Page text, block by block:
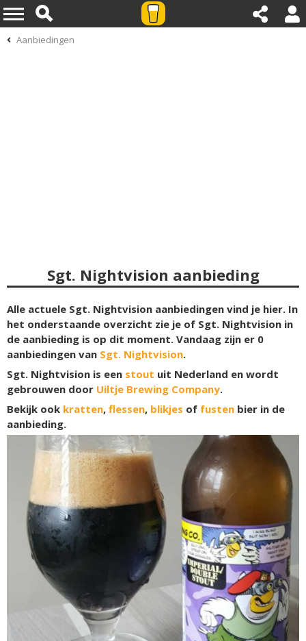
Aanbiedingen
Sgt. Nightvision aanbieding
Alle actuele Sgt. Nightvision aanbiedingen vind je hier. In
het onderstaande overzicht zie je of Sgt. Nightvision in
de aanbieding is op dit moment. Vandaag zijn er 0
aanbiedingen van Sgt. Nightvision.
Sgt. Nightvision is een stout uit Nederland en wordt
gebrouwen door Uiltje Brewing Company.
Bekijk ook kratten, flessen, blikjes of fusten bier in de
aanbieding.